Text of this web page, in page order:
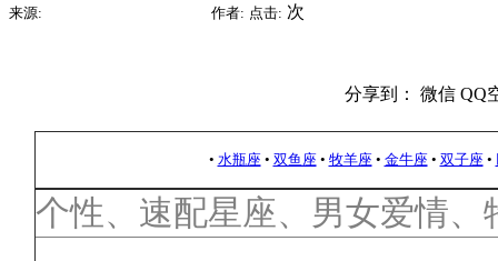
来源: 作者: 点击: 次
分享到： 微信 QQ
• 水瓶座• 双鱼座• 牧羊座• 金牛座• 双子座•
个性、速配星座、男女爱情、